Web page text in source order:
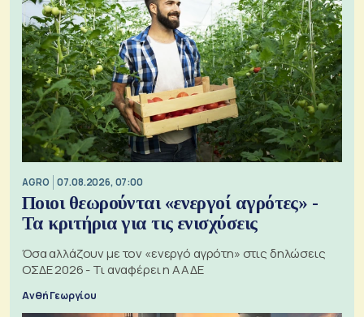
AGRO 07.08.2026, 07:00
Ποιοι θεωρούνται «ενεργοί αγρότες» -
Τα κριτήρια για τις ενισχύσεις
Όσα αλλάζουν με τον «ενεργό αγρότη» στις δηλώσεις
ΟΣΔΕ 2026 - Τι αναφέρει η ΑΑΔΕ
Ανθή Γεωργίου